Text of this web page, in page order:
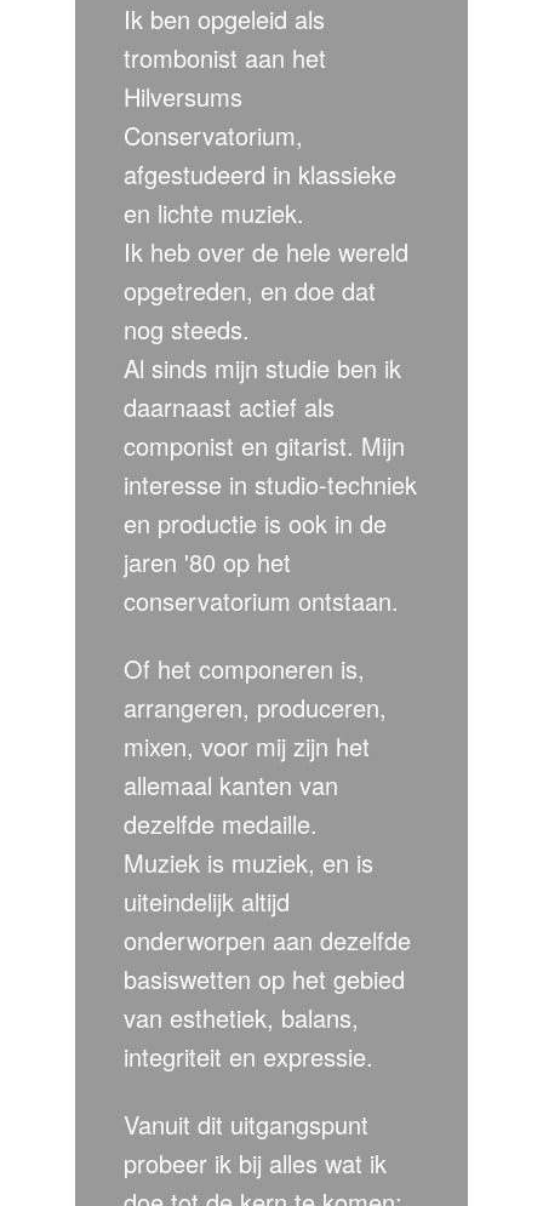
Ik ben opgeleid als
trombonist aan het
Hilversums
Conservatorium,
afgestudeerd in klassieke
en lichte muziek.
Ik heb over de hele wereld
opgetreden, en doe dat
nog steeds.
Al sinds mijn studie ben ik
daarnaast actief als
componist en gitarist. Mijn
interesse in studio-techniek
en productie is ook in de
jaren '80 op het
conservatorium ontstaan.
Of het componeren is,
arrangeren, produceren,
mixen, voor mij zijn het
allemaal kanten van
dezelfde medaille.
Muziek is muziek, en is
uiteindelijk altijd
onderworpen aan dezelfde
basiswetten op het gebied
van esthetiek, balans,
integriteit en expressie.
Vanuit dit uitgangspunt
probeer ik bij alles wat ik